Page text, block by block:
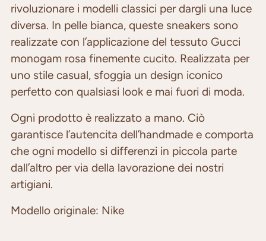
rivoluzionare i modelli classici per dargli una luce
diversa. In pelle bianca, queste sneakers sono
realizzate con l’applicazione del tessuto Gucci
monogam rosa finemente cucito. Realizzata per
uno stile casual, sfoggia un design iconico
perfetto con qualsiasi look e mai fuori di moda.
Ogni prodotto è realizzato a mano. Ciò
garantisce l’autencita dell’handmade e comporta
che ogni modello si differenzi in piccola parte
dall’altro per via della lavorazione dei nostri
artigiani.
Modello originale: Nike